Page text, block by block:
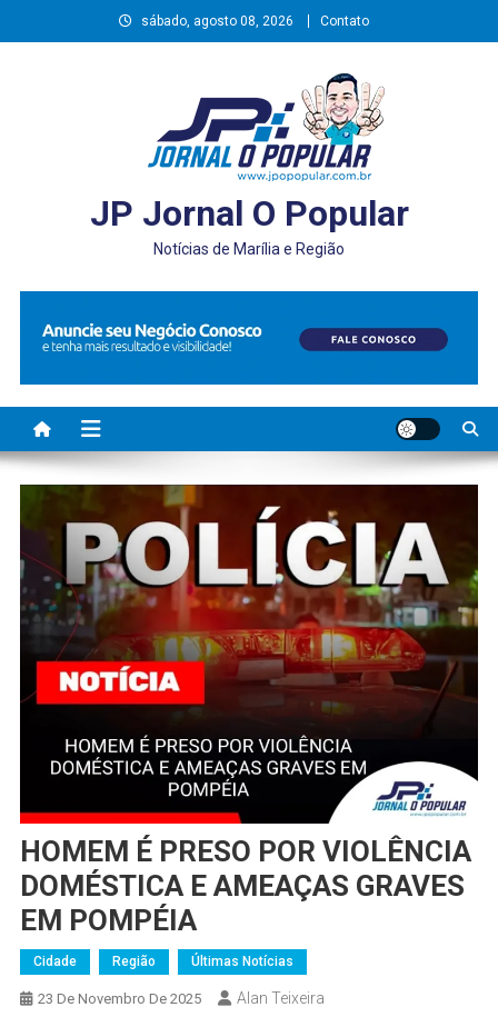
to
sábado, agosto 08, 2026 Contato
JP Jornal O Popular
Notícias de Marília e Região
HOMEM É PRESO POR VIOLÊNCIA
DOMÉSTICA E AMEAÇAS GRAVES
EM POMPÉIA
Cidade Região Últimas Notícias
23 De Novembro De 2025 Alan Teixeira